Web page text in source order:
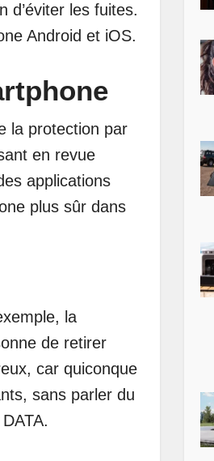
d’éviter les fuites.
Android et iOS.
la protection par
en revue
applications
plus sûr dans
la
de retirer
car quiconque
sans parler du